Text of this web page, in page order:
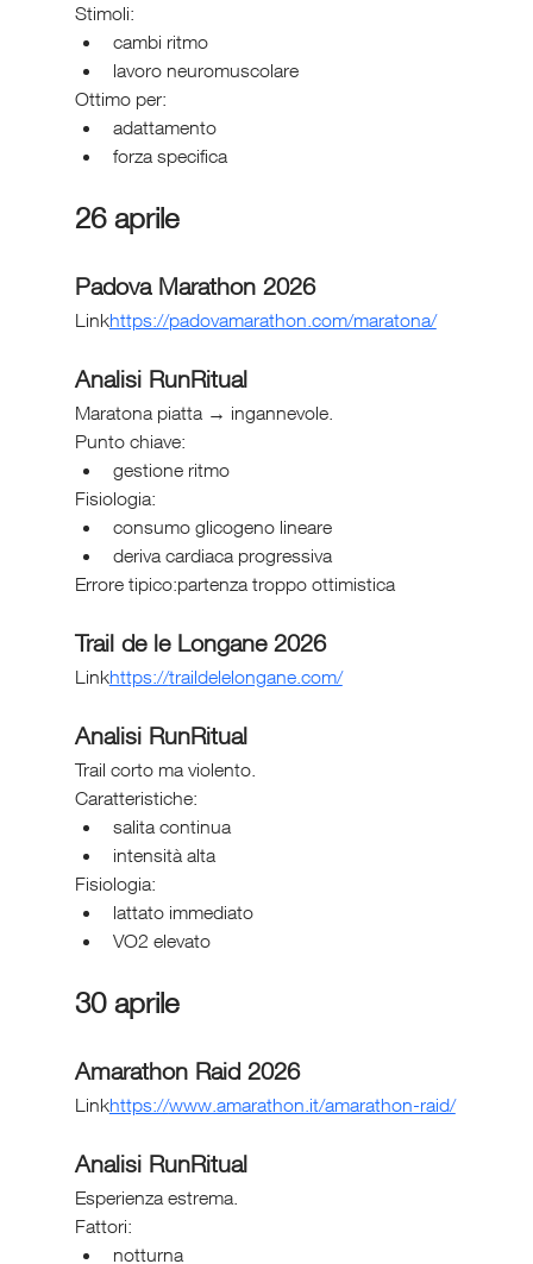
Stimoli:
cambi ritmo
lavoro neuromuscolare
Ottimo per:
adattamento
forza specifica
26 aprile
Padova Marathon 2026
Linkhttps://padovamarathon.com/maratona/
Analisi RunRitual
Maratona piatta → ingannevole.
Punto chiave:
gestione ritmo
Fisiologia:
consumo glicogeno lineare
deriva cardiaca progressiva
Errore tipico:partenza troppo ottimistica
Trail de le Longane 2026
Linkhttps://traildelelongane.com/
Analisi RunRitual
Trail corto ma violento.
Caratteristiche:
salita continua
intensità alta
Fisiologia:
lattato immediato
VO2 elevato
30 aprile
Amarathon Raid 2026
Linkhttps://www.amarathon.it/amarathon-raid/
Analisi RunRitual
Esperienza estrema.
Fattori:
notturna